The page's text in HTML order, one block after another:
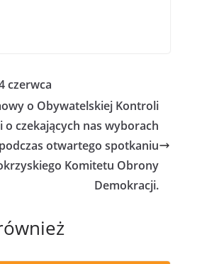
czerwca
o Obywatelskiej Kontroli
o czekających nas wyborach
podczas otwartego spotkaniu
Komitetu Obrony
Demokracji.